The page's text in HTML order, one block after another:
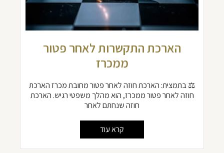
הארכת התקשרות לאחר פטור
ממכרז
⚖️ בתמצית: הארכת חוזה לאחר פטור מחובת מכרז הארכת
חוזה לאחר פטור ממכרז, הוא מהלך משפטי רגיש. הארכת
חוזה שנחתם לאחר
קרא עוד